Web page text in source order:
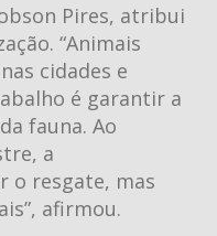
Pires, atribui
“Animais
cidades e
é garantir a
fauna. Ao
a
o resgate, mas
afirmou.